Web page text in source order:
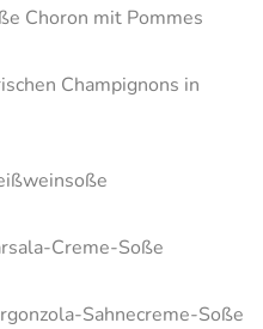
Choron mit Pommes
Champignons in
Creme-Soße
Sahnecreme-Soße